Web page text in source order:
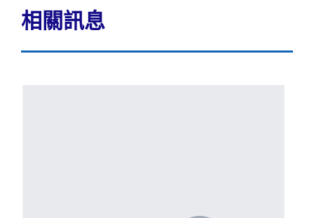
相關訊息